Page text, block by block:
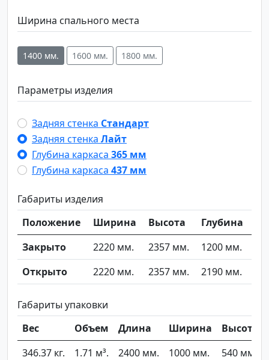
Ширина спального места
1400 мм. 1600 мм. 1800 мм.
Параметры изделия
Задняя стенка Стандарт
Задняя стенка Лайт
Глубина каркаса 365 мм
Глубина каркаса 437 мм
Габариты изделия
Положение
Ширина Высота
Глубина
Закрыто
2220 мм. 2357 мм.
1200 мм.
Открыто
2220 мм. 2357 мм. 2190 мм.
Габариты упаковки
Вес
Объем Длина Ширина
Высота
346.37 кг.
1.71 м³. 2400 мм. 1000 мм. 540 мм.